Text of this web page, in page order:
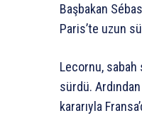
Başbakan
Paris’te uzun
Lecornu, sabah
sürdü.
kararıyla